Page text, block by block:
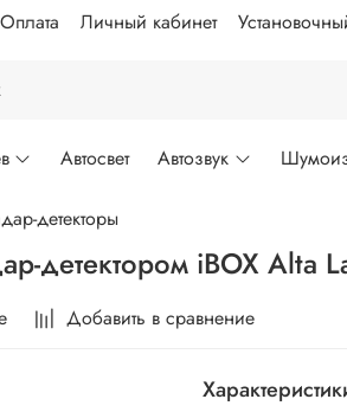
Оплата Личный кабинет
Автосвет Автозвук
детекторы
детектором iBOX Alta
Добавить в сравнение